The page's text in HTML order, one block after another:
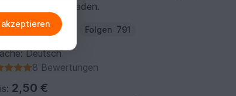
Zahlung herunterladen.
NiksNadelwelt Folgen 791
Deutsch
8 Bewertungen
2,50 €